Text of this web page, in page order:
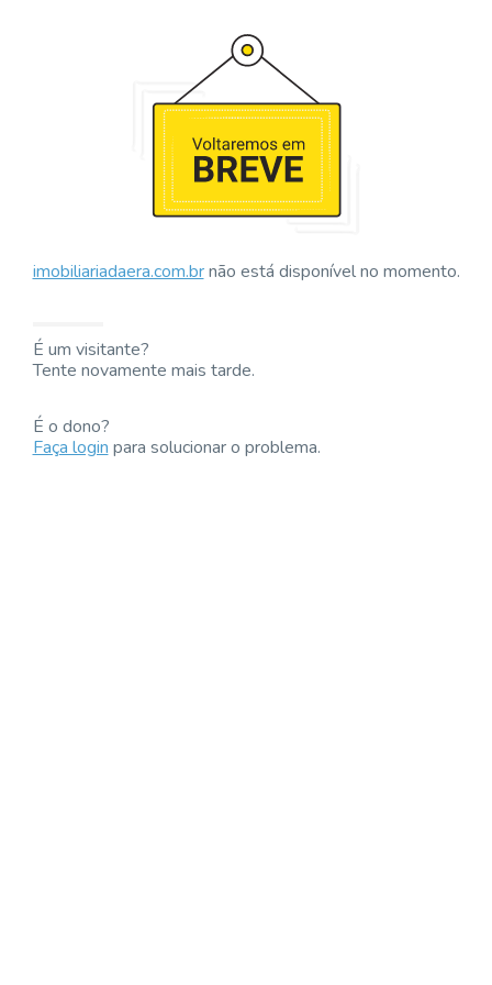
imobiliariadaera.com.brnão está disponível no momento.
É um visitante?
Tente novamente mais tarde.
É o dono?
Faça loginpara solucionar o problema.